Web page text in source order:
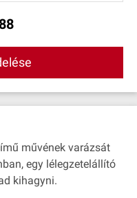
88
művének varázsát
egy lélegzetelállító
kihagyni.